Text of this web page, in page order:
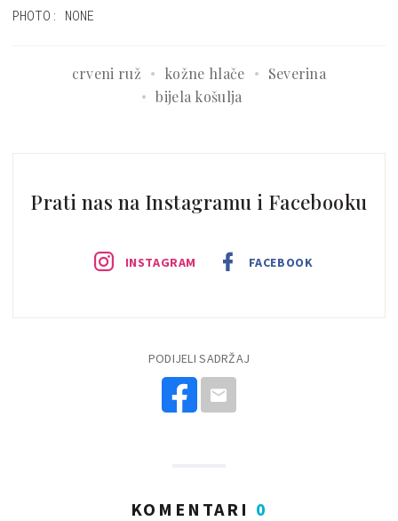
PHOTO: NONE
crveni ruž kožne hlače
Severina
bijela košulja
Prati nas na Instagramu i Facebooku
INSTAGRAM FACEBOOK
PODIJELI SADRŽAJ
KOMENTARI 0